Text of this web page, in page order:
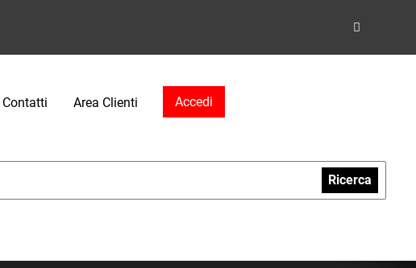
Contatti Area Clienti Accedi
Ricerca